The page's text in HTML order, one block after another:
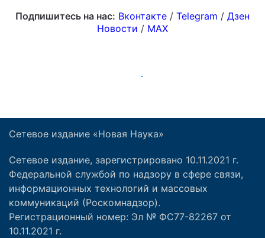
Сетевое издание «Новая Наука»
Сетевое издание, зарегистрировано 10.11.2021 г.
Федеральной службой по надзору в сфере связи,
информационных технологий и массовых
коммуникаций (Роскомнадзор).
Регистрационный номер: Эл № ФС77-82267 от
10.11.2021 г.